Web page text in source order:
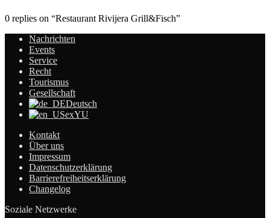
0 replies on “Restaurant Rivijera Grill&Fisch”
Nachrichten
Events
Service
Recht
Tourismus
Gesellschaft
Deutsch
exYU
Kontakt
Über uns
Impressum
Datenschutzerklärung
Barrierefreiheitserklärung
Changelog
Soziale Netzwerke